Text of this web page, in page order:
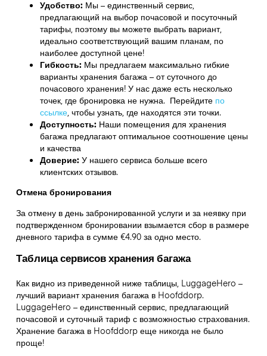
Удобство: Мы – единственный сервис,
предлагающий на выбор почасовой и посуточный
тарифы, поэтому вы можете выбрать вариант,
идеально соответствующий вашим планам, по
наиболее доступной цене!
Гибкость: Мы предлагаем максимально гибкие
варианты хранения багажа – от суточного до
почасового хранения! У нас даже есть несколько
точек, где бронировка не нужна. Перейдите по
ссылке,чтобы узнать, где находятся эти точки.
Доступность: Наши помещения для хранения
багажа предлагают оптимальное соотношение цены
и качества
Доверие: У нашего сервиса больше всего
клиентских отзывов.
Отмена бронирования
За отмену в день забронированной услуги и за неявку при
подтвержденном бронировании взымается сбор в размере
дневного тарифа в сумме €4.90 за одно место.
Таблица сервисов хранения багажа
Как видно из приведенной ниже таблицы, LuggageHero –
лучший вариант хранения багажа в Hoofddorp.
LuggageHero – единственный сервис, предлагающий
почасовой и суточный тариф с возможностью страхования.
Хранение багажа в Hoofddorpеще никогда не было
проще!